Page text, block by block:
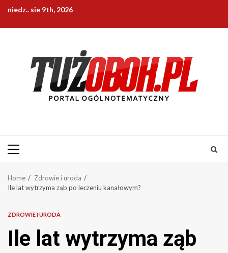
Skip
content
niedz.. sie 9th, 2026
Primary
Home
Zdrowie i uroda
Ile lat wytrzyma ząb po leczeniu kanałowym?
ZDROWIE I URODA
Ile lat wytrzyma ząb